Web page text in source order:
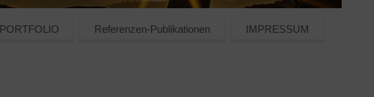
PORTFOLIO Referenzen-Publikationen IMPRESSUM